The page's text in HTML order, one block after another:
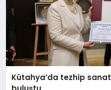
Kütahya’da tezhip